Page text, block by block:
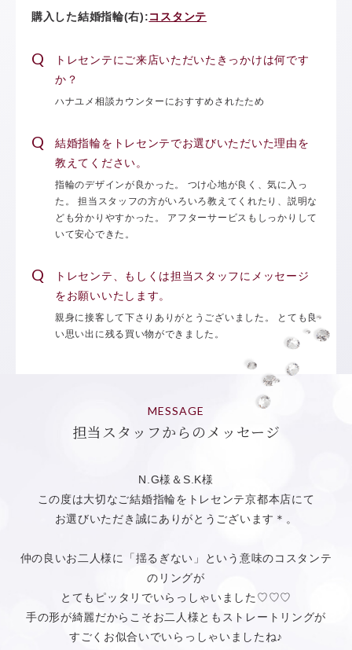
購入した結婚指輪(右):コスタンテ
トレセンテにご来店いただいたきっかけは何です
か？
ハナユメ相談カウンターにおすすめされたため
結婚指輪をトレセンテでお選びいただいた理由を
教えてください。
指輪のデザインが良かった。 つけ心地が良く、気に入っ
た。 担当スタッフの方がいろいろ教えてくれたり、説明な
ども分かりやすかった。 アフターサービスもしっかりして
いて安心できた。
トレセンテ、もしくは担当スタッフにメッセージ
をお願いいたします。
親身に接客して下さりありがとうございました。 とても良
い思い出に残る買い物ができました。
MESSAGE
担当スタッフからのメッセージ
N.G様＆S.K様
この度は大切なご結婚指輪をトレセンテ京都本店にて
お選びいただき誠にありがとうございます＊。
仲の良いお二人様に「揺るぎない」という意味のコスタンテ
のリングが
とてもピッタリでいらっしゃいました♡♡♡
手の形が綺麗だからこそお二人様ともストレートリングが
すごくお似合いでいらっしゃいましたね♪